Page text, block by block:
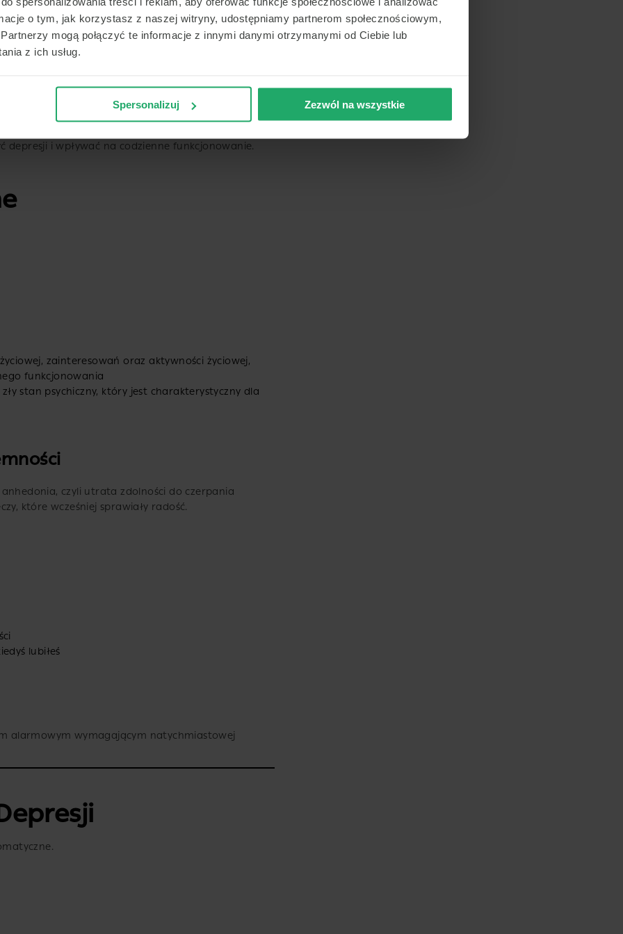
o tym, jak korzystasz z naszej witryny, udostępniamy partnerom społecznościowym,
mogą połączyć te informacje z innymi danymi otrzymanymi od Ciebie lub
z ich usług.
Spersonalizuj Zezwól na wszystkie
somatycznych, takich jak bóle mięśni, bóle głowy,
i wpływać na codzienne funkcjonowanie.
zainteresowań oraz aktywności życiowej,
funkcjonowania
stan psychiczny, który jest charakterystyczny dla
czyli utrata zdolności do czerpania
które wcześniej sprawiały radość.
lubiłeś
alarmowym wymagającym natychmiastowej